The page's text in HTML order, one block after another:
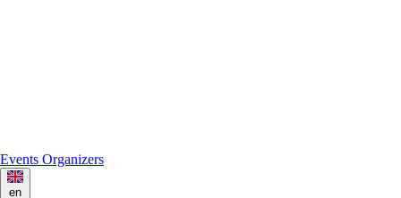
Events Organizers
en